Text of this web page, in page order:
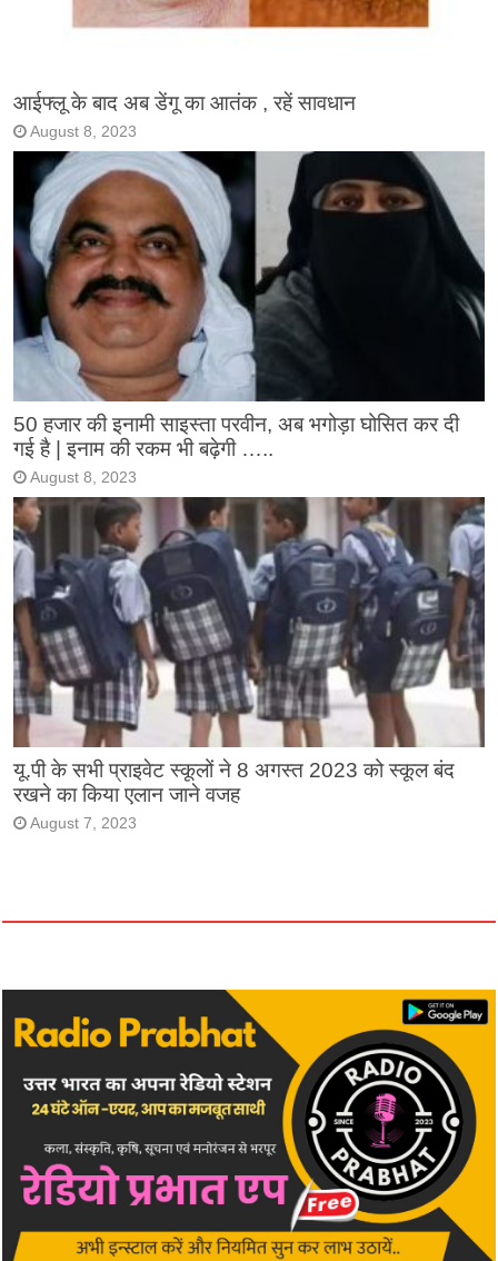
आईफ्लू के बाद अब डेंगू का आतंक , रहें सावधान
August 8, 2023
50 हजार की इनामी साइस्ता परवीन, अब भगोड़ा घोसित कर दी
गई है | इनाम की रकम भी बढ़ेगी …..
August 8, 2023
यू.पी के सभी प्राइवेट स्कूलों ने 8 अगस्त 2023 को स्कूल बंद
रखने का किया एलान जाने वजह
August 7, 2023